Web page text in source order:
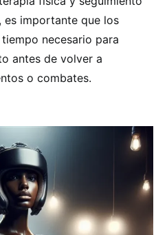
es importante que los
necesario para
antes de volver a
o combates.